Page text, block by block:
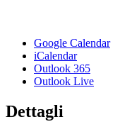
Google Calendar
iCalendar
Outlook 365
Outlook Live
Dettagli